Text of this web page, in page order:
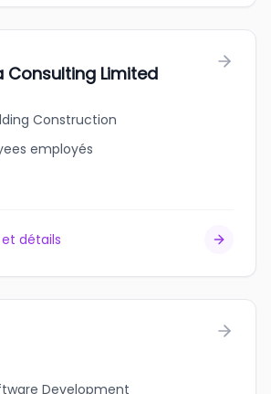
Consulting Limited
Construction
employés
détails
Development